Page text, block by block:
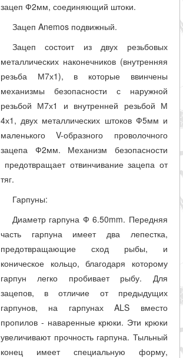
зацеп Ф2мм, соединяющий штоки.
Зацеп Anemos подвижный.
Зацеп состоит из двух резьбовых
металлических наконечников (внутренняя
резьба М7х1), в которые ввинчены
механизмы безопасности с наружной
резьбой М7х1 и внутренней резьбой М
4х1, двух металлических штоков Ф5мм и
маленького V-образного проволочного
зацепа Ф2мм. Механизм безопасности
предотвращает отвинчивание зацепа от
тяг.
Гарпуны:
Диаметр гарпуна Ф 6.50mm. Передняя
часть гарпуна имеет два лепестка,
предотвращающие сход рыбы, и
коническое кольцо, благодаря которому
гарпун легко пробивает рыбу. Для
зацепов, в отличие от предыдущих
гарпунов, на гарпунах ALS вместо
пропилов - наваренные крюки. Эти крюки
увеличивают прочность гарпуна. Тыльный
конец имеет специальную форму,